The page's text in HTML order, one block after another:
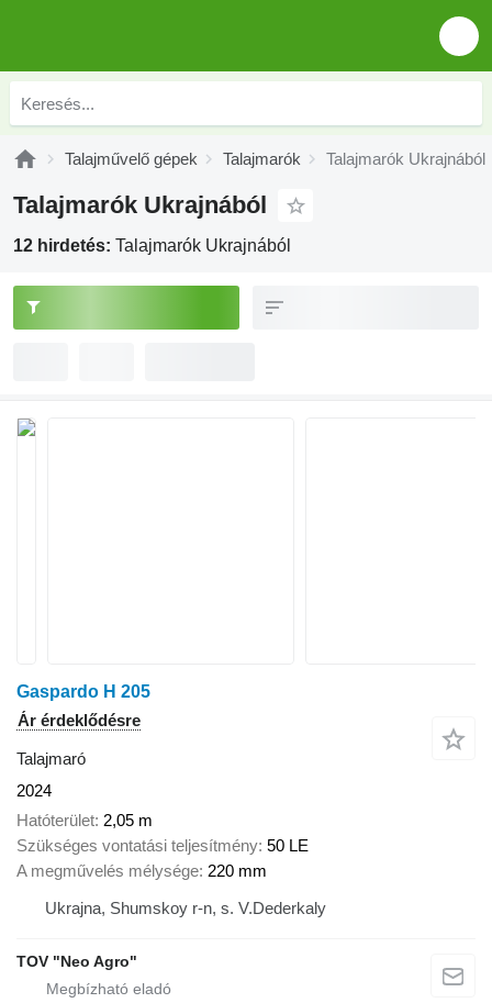
Talajművelő gépek Talajmarók Talajmarók Ukrajnából
Talajmarók Ukrajnából
12 hirdetés: Talajmarók Ukrajnából
Gaspardo H 205
Ár érdeklődésre
Talajmaró
2024
Hatóterület 2,05 m
Szükséges vontatási teljesítmény 50 LE
A megművelés mélysége 220 mm
Ukrajna, Shumskoy r-n, s. V.Dederkaly
TOV "Neo Agro"